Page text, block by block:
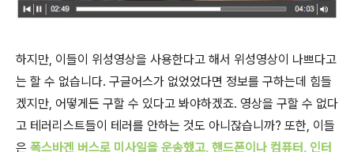
하지만, 이들이 위성영상을 사용한다고 해서 위성영상이 나쁘다고
는 할 수 없습니다. 구글어스가 없었었다면 정보를 구하는데 힘들
겠지만, 어떻게든 구할 수 있다고 봐야하겠죠. 영상을 구할 수 없다
고 테러리스트들이 테러를 안하는 것도 아니잖습니까? 또한, 이들
은 폭스바겐 버스로 미사일을 운송했고, 핸드폰이나 컴퓨터, 인터